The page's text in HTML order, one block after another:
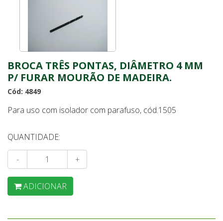
BROCA TRÊS PONTAS, DIÂMETRO 4 MM
P/ FURAR MOURÃO DE MADEIRA.
Cód: 4849
Para uso com isolador com parafuso, cód.1505
QUANTIDADE:
- +
ADICIONAR